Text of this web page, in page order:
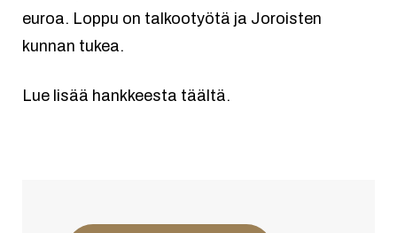
euroa. Loppu on talkootyötä ja Joroisten
kunnan tukea.
Lue lisää hankkeesta täältä.